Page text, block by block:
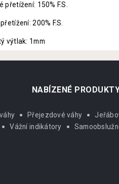
přetížení: 150% F.S.
200% F.S.
výtlak: 1mm
NABÍZENÉ
Přejezdové váhy
Vážní indikátory